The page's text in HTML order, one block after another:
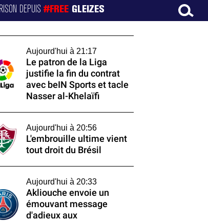
DEPUIS#FREE GLEIZES
Aujourd'hui à 21:17
Le patron de la Liga
justifie la fin du contrat
avec beIN Sports et tacle
Nasser al-Khelaïfi
Aujourd'hui à 20:56
L'embrouille ultime vient
tout droit du Brésil
Aujourd'hui à 20:33
Akliouche envoie un
émouvant message
d'adieux aux